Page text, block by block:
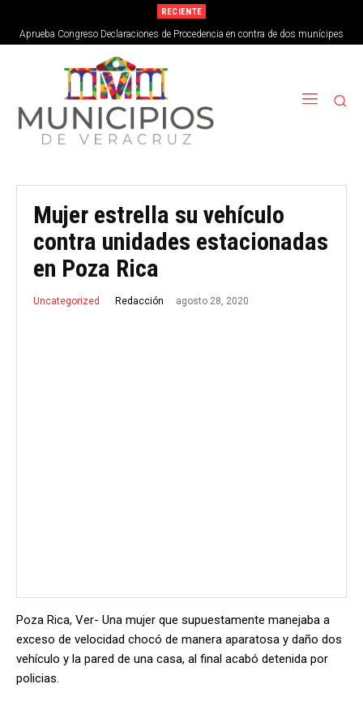
RECIENTE
Aprueba Congreso Declaraciones de Procedencia en contra de dos munícipes
Mujer estrella su vehículo
contra unidades estacionadas
en Poza Rica
Uncategorized Redacción agosto 28, 2020
Poza Rica, Ver- Una mujer que supuestamente manejaba a
exceso de velocidad chocó de manera aparatosa y daño dos
vehículo y la pared de una casa, al final acabó detenida por
policias.